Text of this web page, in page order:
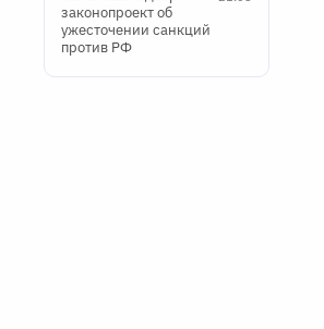
законопроект об
ужесточении санкций
против РФ